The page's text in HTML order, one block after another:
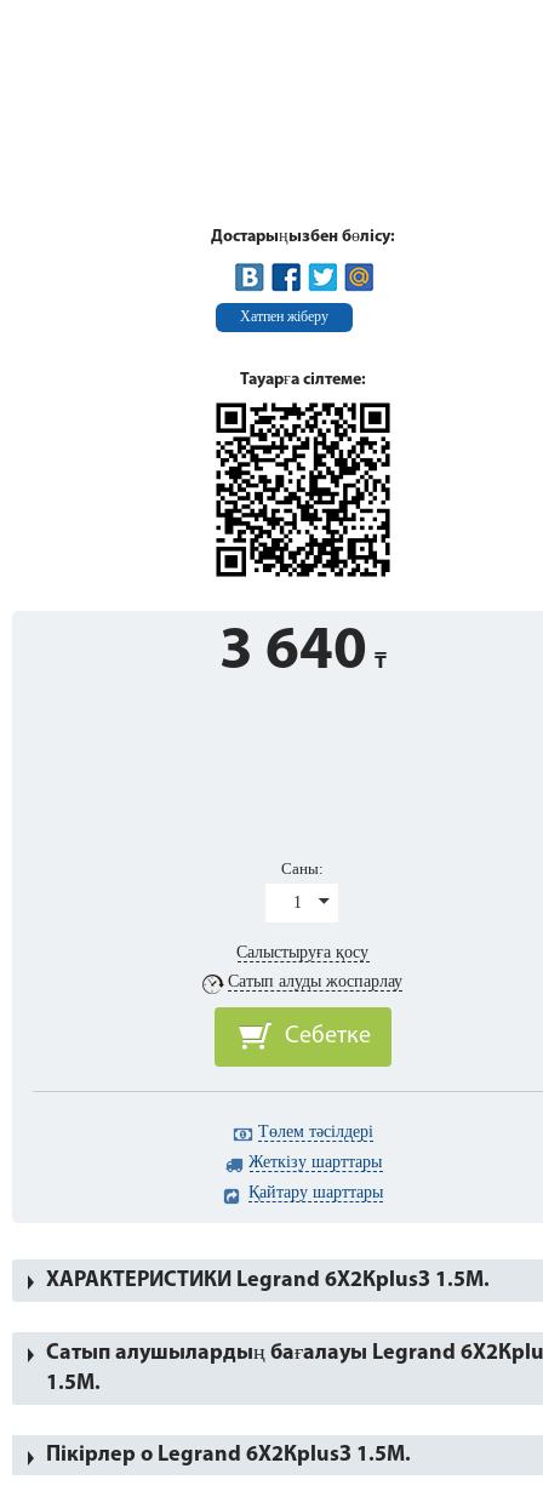
Достарыңызбен бөлісу:
Хатпен жіберу
Тауарға сілтеме:
3 640
Саны:
1
Салыстыруға қосу
Сатып алуды жоспарлау
Себетке
Төлем тәсілдері
Жеткізу шарттары
Қайтару шарттары
ХАРАКТЕРИСТИКИ Legrand 6X2КplusЗ 1.5М.
Сатып алушылардың бағалауы Legrand
1.5М.
Пікірлер о Legrand 6X2КplusЗ 1.5М.